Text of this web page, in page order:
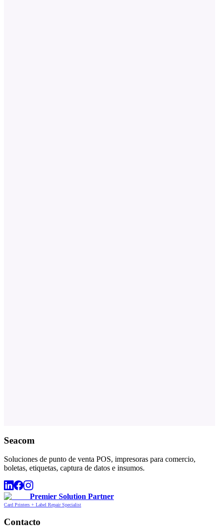
Seacom
Soluciones de punto de venta POS, impresoras para comercio,
boletas, etiquetas, captura de datos e insumos.
Premier Solution Partner
Card Printers + Label Repair Specialist
Contacto